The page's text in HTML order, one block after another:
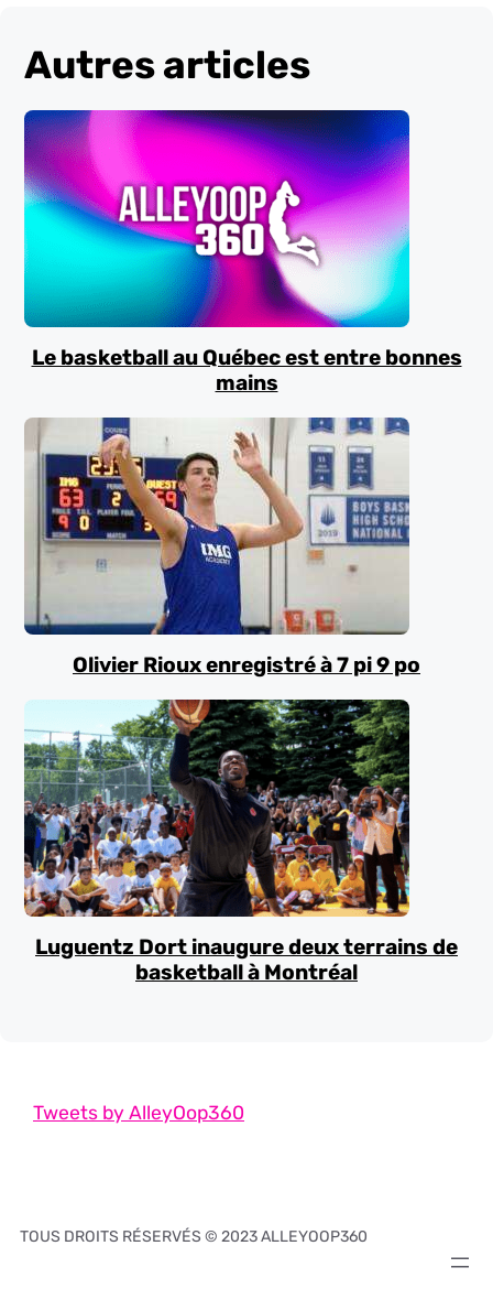
Autres articles
Le basketball au Québec est entre bonnes
mains
Olivier Rioux enregistré à 7 pi 9 po
Luguentz Dort inaugure deux terrains de
basketball à Montréal
Tweets by AlleyOop360
TOUS DROITS RÉSERVÉS © 2023 ALLEYOOP360